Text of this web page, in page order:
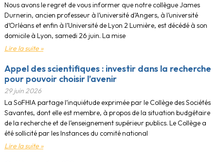
Nous avons le regret de vous informer que notre collègue James
Durnerin, ancien professeur à l’université d’Angers, à l’université
d’Orléans et enfin à l’Université de Lyon 2 Lumière, est décédé à son
domicile à Lyon, samedi 26 juin. La mise
Lire la suite »
Appel des scientifiques : investir dans la recherche
pour pouvoir choisir l’avenir
29 juin 2026
La SoFHIA partage l’inquiétude exprimée par le Collège des Sociétés
Savantes, dont elle est membre, à propos de la situation budgétaire
de la recherche et de l’enseignement supérieur publics. Le Collège a
été sollicité par les Instances du comité national
Lire la suite »